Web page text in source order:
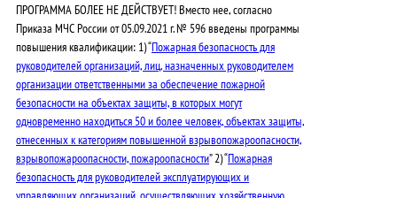
ПРОГРАММА БОЛЕЕ НЕ ДЕЙСТВУЕТ! Вместо нее, согласно
Приказа МЧС России от 05.09.2021 г. № 596 введены программы
повышения квалификации: 1) “Пожарная безопасность для
руководителей организаций, лиц, назначенных руководителем
организации ответственными за обеспечение пожарной
безопасности на объектах защиты, в которых могут
одновременно находиться 50 и более человек, объектах защиты,
отнесенных к категориям повышенной взрывопожароопасности,
взрывопожароопасности, пожароопасности” 2) “Пожарная
безопасность для руководителей эксплуатирующих и